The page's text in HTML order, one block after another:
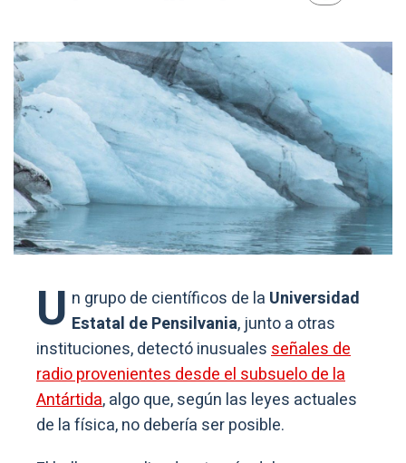
U n grupo de científicos de la Universidad
Estatal de Pensilvania, junto a otras
instituciones, detectó inusualesseñales de
radio provenientes desde el subsuelo de la
Antártida, algo que, según las leyes actuales
de la física, no debería ser posible.